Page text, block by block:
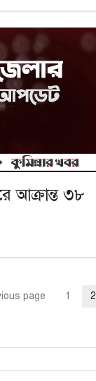
আক্রান্ত ৩৮
page Page
1 2